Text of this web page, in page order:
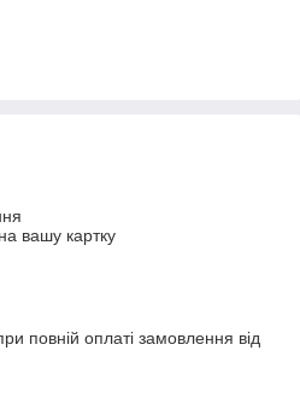
вашу картку
повній оплаті замовлення від